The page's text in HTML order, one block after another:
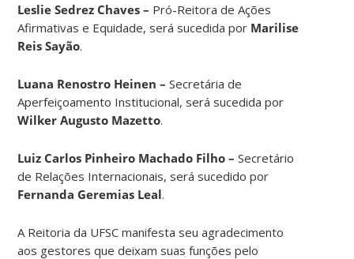
Leslie Sedrez Chaves – Pró-Reitora de Ações
Afirmativas e Equidade, será sucedida por Marilise
Reis Sayão.
Luana Renostro Heinen – Secretária de
Aperfeiçoamento Institucional, será sucedida por
Wilker Augusto Mazetto.
Luiz Carlos Pinheiro Machado Filho – Secretário
de Relações Internacionais, será sucedido por
Fernanda Geremias Leal.
A Reitoria da UFSC manifesta seu agradecimento
aos gestores que deixam suas funções pelo